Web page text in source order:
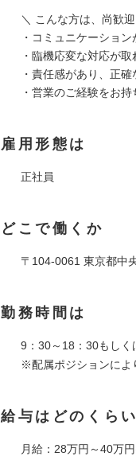
＼ こんな方は、尚歓
・コミュニケーショ
・臨機応変な対応が取
・責任感があり、正
・営業のご経験をお持
雇用形態は
正社員
どこで働くか
〒104-0061 東京都中
勤務時間は
9：30～18：30もし
※配属ポジションによ
給与はどのくら
月給：28万円～40万